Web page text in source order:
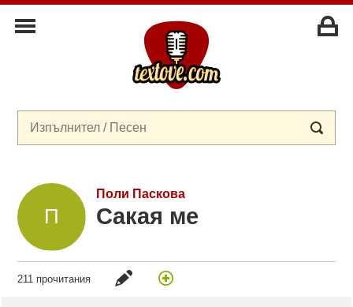
Поли Паскова
Сакая ме
211 прочитания